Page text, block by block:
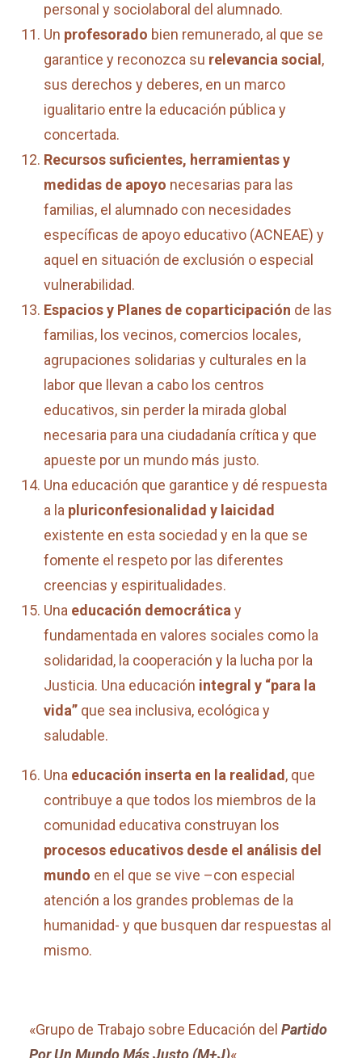
personal y sociolaboral del alumnado.
Un profesorado bien remunerado, al que se
garantice y reconozca su relevancia social ,
sus derechos y deberes, en un marco
igualitario entre la educación pública y
concertada.
Recursos suficientes, herramientas y
medidas de apoyo necesarias para las
familias, el alumnado con necesidades
específicas de apoyo educativo (ACNEAE) y
aquel en situación de exclusión o especial
vulnerabilidad.
Espacios y Planes de coparticipación de las
familias, los vecinos, comercios locales,
agrupaciones solidarias y culturales en la
labor que llevan a cabo los centros
educativos, sin perder la mirada global
necesaria para una ciudadanía crítica y que
apueste por un mundo más justo.
Una educación que garantice y dé respuesta
a la pluriconfesionalidad y laicidad
existente en esta sociedad y en la que se
fomente el respeto por las diferentes
creencias y espiritualidades.
Una educación democrática y
fundamentada en valores sociales como la
solidaridad, la cooperación y la lucha por la
Justicia. Una educación integral y “para la
vida” que sea inclusiva, ecológica y
saludable.
Una educación inserta en la realidad , que
contribuye a que todos los miembros de la
comunidad educativa construyan los
procesos educativos desde el análisis del
mundo en el que se vive –con especial
atención a los grandes problemas de la
humanidad- y que busquen dar respuestas al
mismo.
«Grupo de Trabajo sobre Educación del Partido
Por Un Mundo Más Justo (M+J)«